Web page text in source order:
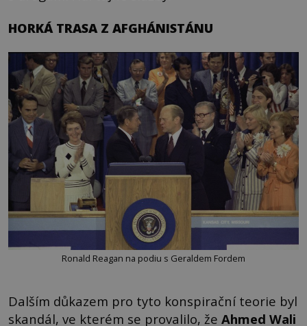
HORKÁ TRASA Z AFGHÁNISTÁNU
Ronald Reagan na podiu s Geraldem Fordem
Dalším důkazem pro tyto konspirační teorie byl
skandál, ve kterém se provalilo, že Ahmed Wali